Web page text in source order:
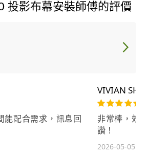
投影布幕安裝師傅的評價
能配合需求，訊息回
VIVIAN SHI
非常棒，效
讚！
2026-05-05